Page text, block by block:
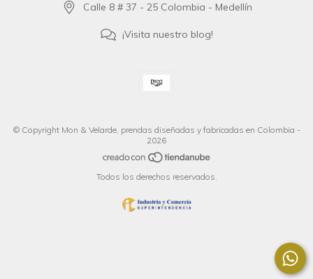
Calle 8 # 37 - 25 Colombia - Medellín
¡Visita nuestro blog!
© Copyright Mon & Velarde, prendas diseñadas y fabricadas en Colombia -
2026
Todos los derechos reservados.